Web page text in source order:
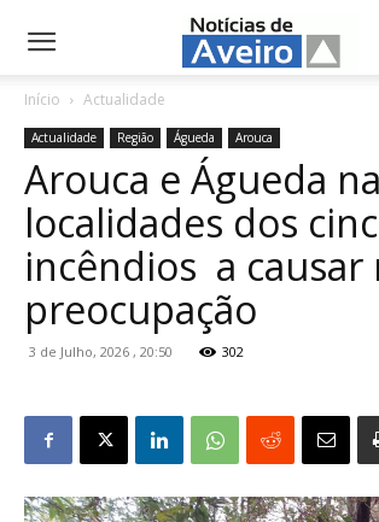
NotíciasdeAveiro.pt
Início Actualidade
Actualidade Região Águeda Arouca
Arouca e Águeda
localidades dos
incêndios a causar
preocupação
3 de Julho, 2026 , 20:50 302